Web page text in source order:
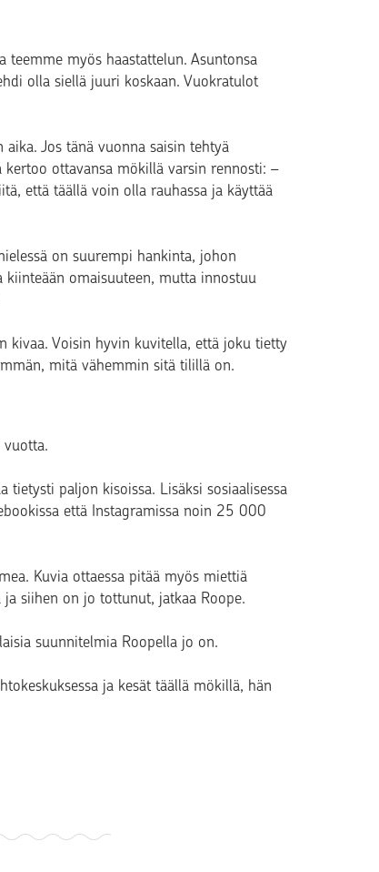
teemme myös haastattelun. Asuntonsa
olla siellä juuri koskaan. Vuokratulot
Jos tänä vuonna saisin tehtyä
ottavansa mökillä varsin rennosti: –
että täällä voin olla rauhassa ja käyttää
on suurempi hankinta, johon
omaisuuteen, mutta innostuu
kivaa. Voisin hyvin kuvitella, että joku tietty
mitä vähemmin sitä tilillä on.
paljon kisoissa. Lisäksi sosiaalisessa
että Instagramissa noin 25 000
Kuvia ottaessa pitää myös miettiä
siihen on jo tottunut, jatkaa Roope.
suunnitelmia Roopella jo on.
ja kesät täällä mökillä, hän